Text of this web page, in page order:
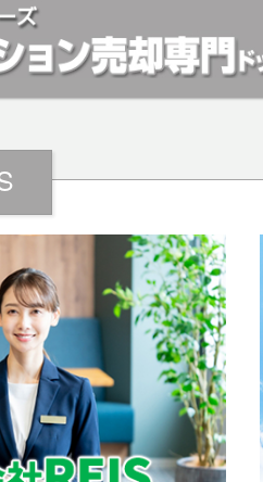
々が、「買取」は不動産や開発等の「業
ンションの売却をご検討中の方はお気軽